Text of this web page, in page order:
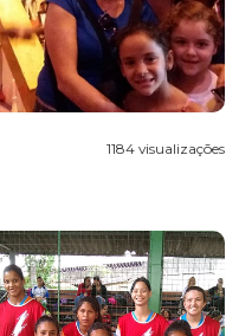
1184 visualizações